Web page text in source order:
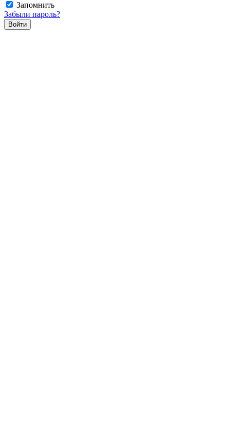
Запомнить
Забыли пароль?